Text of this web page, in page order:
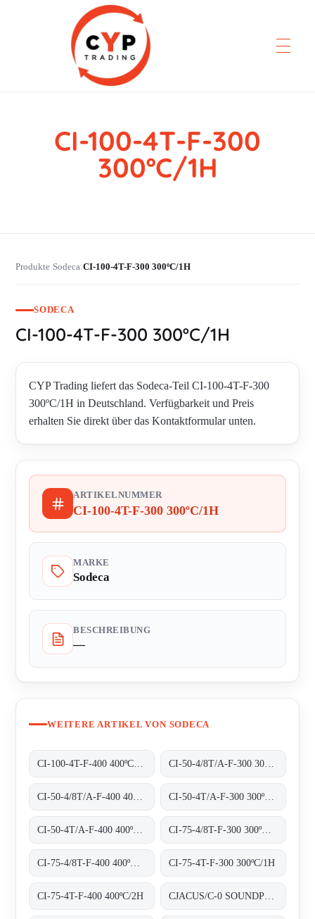
CYP Trading
Professionelle Ersatzteilbeschaffung
CI-100-4T-F-300
300ºC/1H
Produkte›Sodeca›CI-100-4T-F-300 300ºC/1H
SODECA
CI-100-4T-F-300 300ºC/1H
CYP Trading liefert das Sodeca-Teil CI-100-4T-F-300
300ºC/1H in Deutschland. Verfügbarkeit und Preis
erhalten Sie direkt über das Kontaktformular unten.
ARTIKELNUMMER
CI-100-4T-F-300 300ºC/1H
MARKE
Sodeca
BESCHREIBUNG
—
WEITERE ARTIKEL VON SODECA
CI-75-4T-F-300 300ºC/1H
CI-75-4T-F-400 400ºC/2H